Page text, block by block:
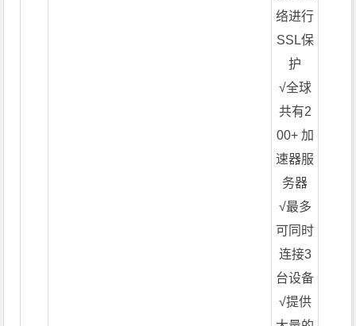
络进行
SSL保
护
√全球
共有2
00+ 加
速器服
务器
√最多
可同时
连接3
台设备
√提供